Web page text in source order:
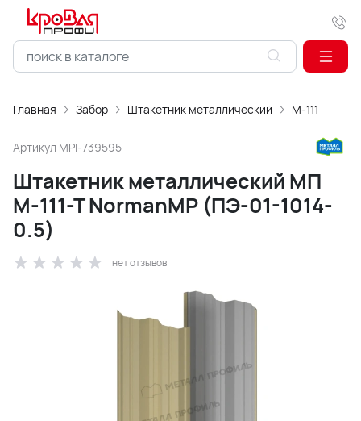
Главная Забор Штакетник металлический М-111
Артикул MPI-739595
Штакетник металлический МП
М-111-Т NormanMP (ПЭ-01-1014-
0.5)
нет отзывов